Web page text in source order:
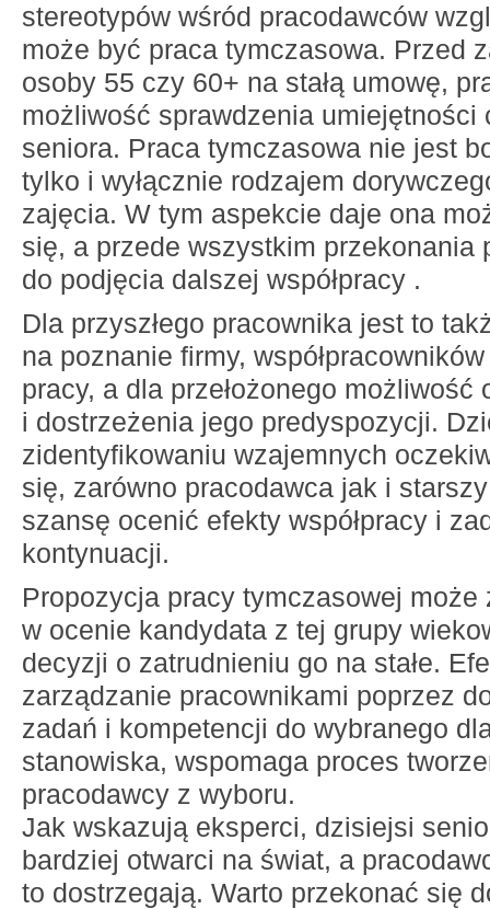
stereotypów wśród pracodawców
może być praca tymczasowa. Przed
osoby 55 czy 60+ na stałą umowę,
możliwość sprawdzenia umiejętności
seniora. Praca tymczasowa nie jest
tylko i wyłącznie rodzajem
zajęcia. W tym aspekcie daje ona
się, a przede wszystkim przekonania
do podjęcia dalszej współpracy .
Dla przyszłego pracownika jest to
na poznanie firmy,
pracy, a dla przełożonego możliwość
i dostrzeżenia jego predyspozycji.
zidentyfikowaniu wzajemnych
się, zarówno pracodawca jak i
szansę ocenić efekty współpracy i
kontynuacji.
Propozycja pracy tymczasowej może
w ocenie kandydata z tej grupy
decyzji o zatrudnieniu go na stałe.
zarządzanie pracownikami poprzez
zadań i kompetencji do wybranego
stanowiska, wspomaga proces
pracodawcy z wyboru.
Jak wskazują eksperci, dzisiejsi
bardziej otwarci na świat, a
to dostrzegają. Warto przekonać się